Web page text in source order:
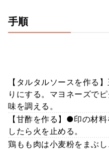
手順
【タルタルソースを作る
りにする。マヨネーズで
味を調える。
【甘酢を作る】●印の材
したら火を止める。
鶏もも肉は小麦粉をまぶ